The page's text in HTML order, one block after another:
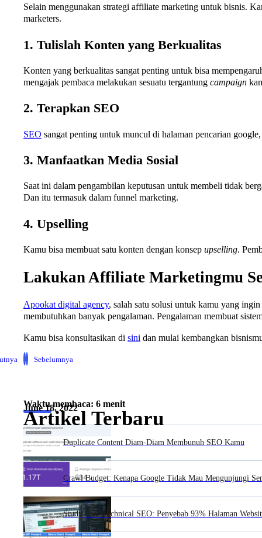
June 18, 2022
Waktu membaca: 6 menit
Artikel Terbaru
Duplicate Content Diam-Diam Membunuh SEO Kamu
Crawl Budget: Kenapa Google Tidak Mau Mengunjungi
Study Case Technical SEO: Penyebab 93% Halaman
Selain menggunakan strategi affiliate marketing untuk bisnis.
marketers.
1. Tulislah Konten yang Berkualitas
Konten yang berkualitas sangat penting untuk bisa
mengajak pembaca melakukan sesuatu tergantung campaign
2. Terapkan SEO
SEO sangat penting untuk muncul di halaman pencarian
3. Manfaatkan Media Sosial
Saat ini dalam pengambilan keputusan untuk membeli tidak
Dan itu termasuk dalam funnel marketing.
4. Upselling
Kamu bisa membuat satu konten dengan konsep upselling.
Lakukan Affiliate Marketingmu
Apookat digital agency, salah satu solusi untuk kamu yang
membutuhkan banyak pengalaman. Pengalaman membuat
Kamu bisa konsultasikan di sini dan mulai kembangkan
Sebelumnya